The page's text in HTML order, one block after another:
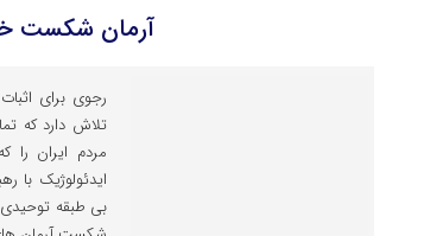
آرمان شکست
رجوی برای
تلاش دارد که
مردم ایران
ایدئولوژیک با
بی طبقه توحیدی